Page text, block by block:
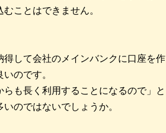
ことはできません。
して会社のメインバンクに口座を作
のです。
も長く利用することになるので」と
のではないでしょうか。